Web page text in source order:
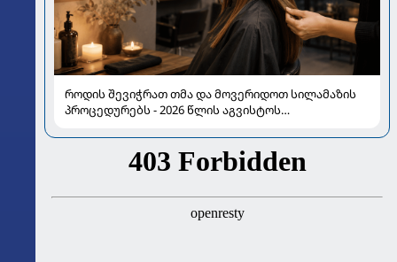
როდის შევიჭრათ თმა და მოვერიდოთ სილამაზის
პროცედურებს - 2026 წლის აგვისტოს